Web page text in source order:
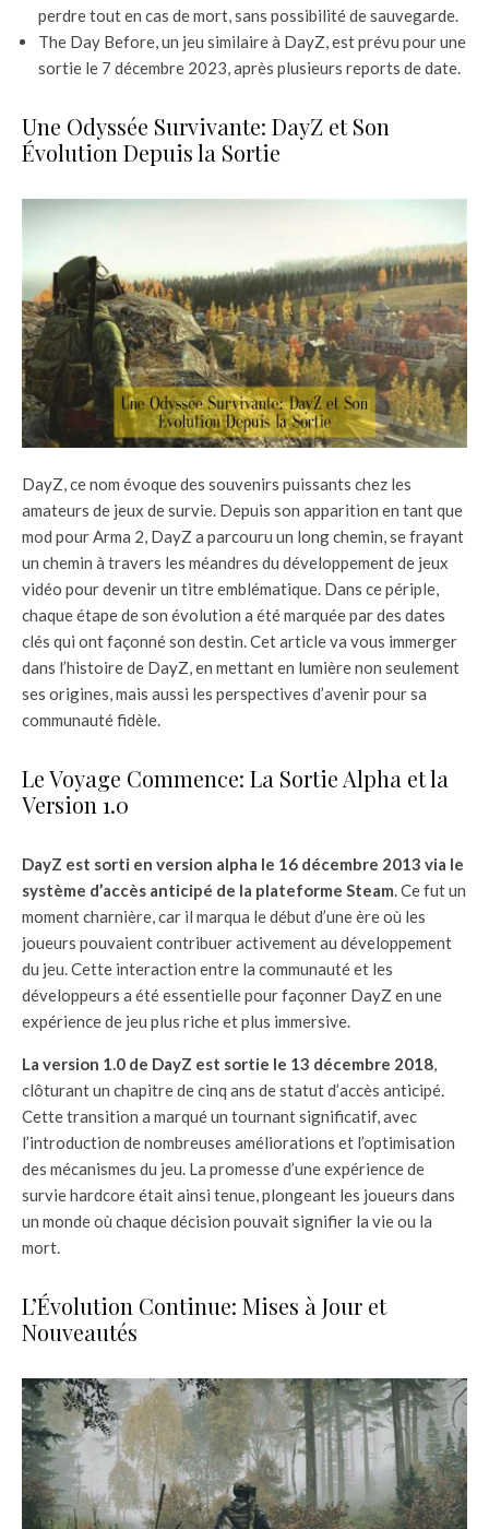
perdre tout en cas de mort, sans possibilité de sauvegarde.
The Day Before, un jeu similaire à DayZ, est prévu pour une
sortie le 7 décembre 2023, après plusieurs reports de date.
Une Odyssée Survivante: DayZ et Son
Évolution Depuis la Sortie
DayZ, ce nom évoque des souvenirs puissants chez les
amateurs de jeux de survie. Depuis son apparition en tant que
mod pour Arma 2, DayZ a parcouru un long chemin, se frayant
un chemin à travers les méandres du développement de jeux
vidéo pour devenir un titre emblématique. Dans ce périple,
chaque étape de son évolution a été marquée par des dates
clés qui ont façonné son destin. Cet article va vous immerger
dans l’histoire de DayZ, en mettant en lumière non seulement
ses origines, mais aussi les perspectives d’avenir pour sa
communauté fidèle.
Le Voyage Commence: La Sortie Alpha et la
Version 1.0
DayZ est sorti en version alpha le 16 décembre 2013 via le
système d’accès anticipé de la plateforme Steam. Ce fut un
moment charnière, car il marqua le début d’une ère où les
joueurs pouvaient contribuer activement au développement
du jeu. Cette interaction entre la communauté et les
développeurs a été essentielle pour façonner DayZ en une
expérience de jeu plus riche et plus immersive.
La version 1.0 de DayZ est sortie le 13 décembre 2018,
clôturant un chapitre de cinq ans de statut d’accès anticipé.
Cette transition a marqué un tournant significatif, avec
l’introduction de nombreuses améliorations et l’optimisation
des mécanismes du jeu. La promesse d’une expérience de
survie hardcore était ainsi tenue, plongeant les joueurs dans
un monde où chaque décision pouvait signifier la vie ou la
mort.
L’Évolution Continue: Mises à Jour et
Nouveautés